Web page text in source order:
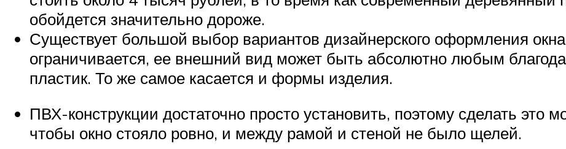
обойдется значительно дороже.
Существует большой выбор вариантов дизайнерского оформления
ограничивается, ее внешний вид может быть абсолютно любым
пластик. То же самое касается и формы изделия.
ПВХ-конструкции достаточно просто установить, поэтому сделать это
чтобы окно стояло ровно, и между рамой и стеной не было щелей.